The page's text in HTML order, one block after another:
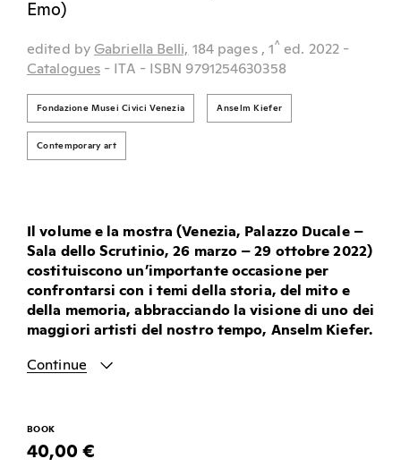
Emo)
edited by Gabriella Belli, 184 pages , 1^ ed. 2022 -
Catalogues - ITA - ISBN 9791254630358
Fondazione Musei Civici Venezia Anselm Kiefer
Contemporary art
Il volume e la mostra (Venezia, Palazzo Ducale –
Sala dello Scrutinio, 26 marzo – 29 ottobre 2022)
costituiscono un’importante occasione per
confrontarsi con i temi della storia, del mito e
della memoria, abbracciando la visione di uno dei
maggiori artisti del nostro tempo, Anselm Kiefer.
Continue
BOOK
40,00 €